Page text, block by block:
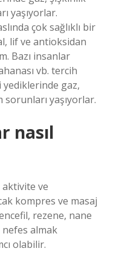
yaşıyorlar.
çok sağlıklı bir
lif ve antioksidan
Bazı insanlar
vb. tercih
gaz,
yaşıyorlar.
nasıl
ve
kompres ve masaj
rezene, nane
nefes almak
olabilir.